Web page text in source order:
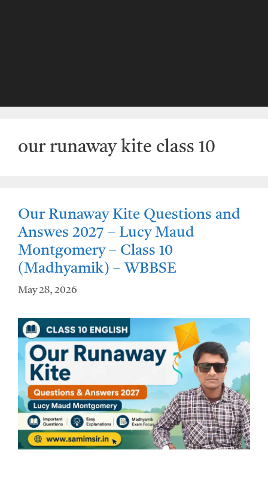
our runaway kite class 10
Our Runaway Kite Questions and
Answes 2027 – Lucy Maud
Montgomery – Class 10
(Madhyamik) – WBBSE
May 28, 2026